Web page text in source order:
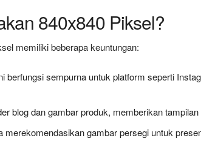
840x840 Piksel?
memiliki beberapa keuntungan:
berfungsi sempurna untuk platform seperti
blog dan gambar produk, memberikan
merekomendasikan gambar persegi untuk